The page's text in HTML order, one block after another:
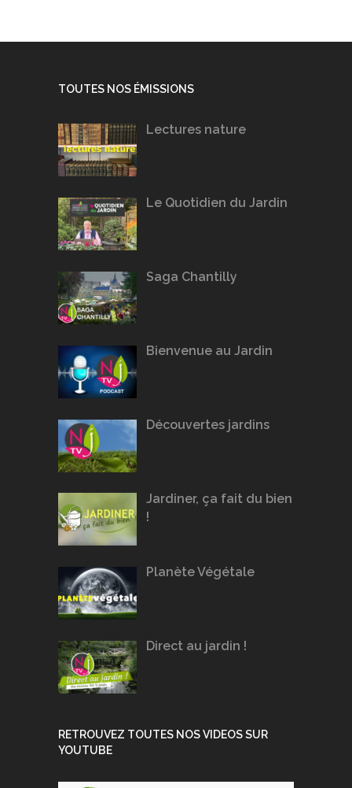
TOUTES NOS ÉMISSIONS
Lectures nature
Le Quotidien du Jardin
Saga Chantilly
Bienvenue au Jardin
Découvertes jardins
Jardiner, ça fait du bien
!
Planète Végétale
Direct au jardin !
RETROUVEZ TOUTES NOS VIDEOS SUR
YOUTUBE